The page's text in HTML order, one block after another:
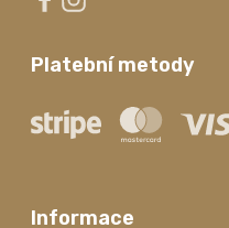
Informace
Platební metody